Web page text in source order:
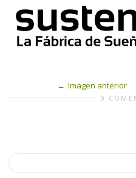
Imagen anterior
0